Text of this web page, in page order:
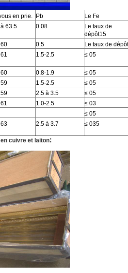
en prie. Pb
Le Fe
63.5 0.08
Le taux de
dépôt15
0.5
Le taux de
1.5-2.5 ≤ 05
0.8-1.9
≤ 05
1.5-2.5
≤ 05
2.5 à 3.5
≤ 05
1.0-2.5
≤ 03
≤ 05
2.5 à 3.7 ≤ 035
cuivre et laiton: